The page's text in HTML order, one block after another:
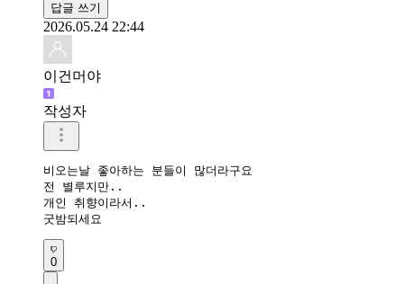
답글 쓰기
2026.05.24 22:44
이건머야
작성자
비오는날 좋아하는 분들이 많더라구요
전 별루지만..
개인 취향이라서..
굿밤되세요
0